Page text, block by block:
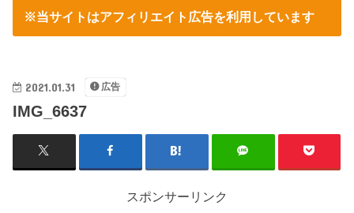
※当サイトはアフィリエイト広告を利用しています
2021.01.31 広告
IMG_6637
スポンサーリンク